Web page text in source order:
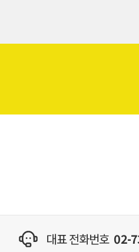
대표 전화번호 02-